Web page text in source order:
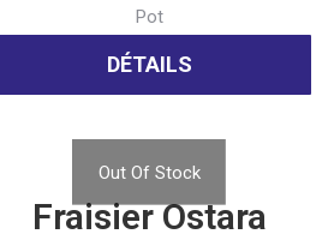
Pot
DÉTAILS
Out Of Stock
Fraisier Ostara